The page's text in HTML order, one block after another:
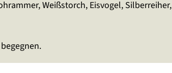
Weißstorch, Eisvogel, Silberreiher,